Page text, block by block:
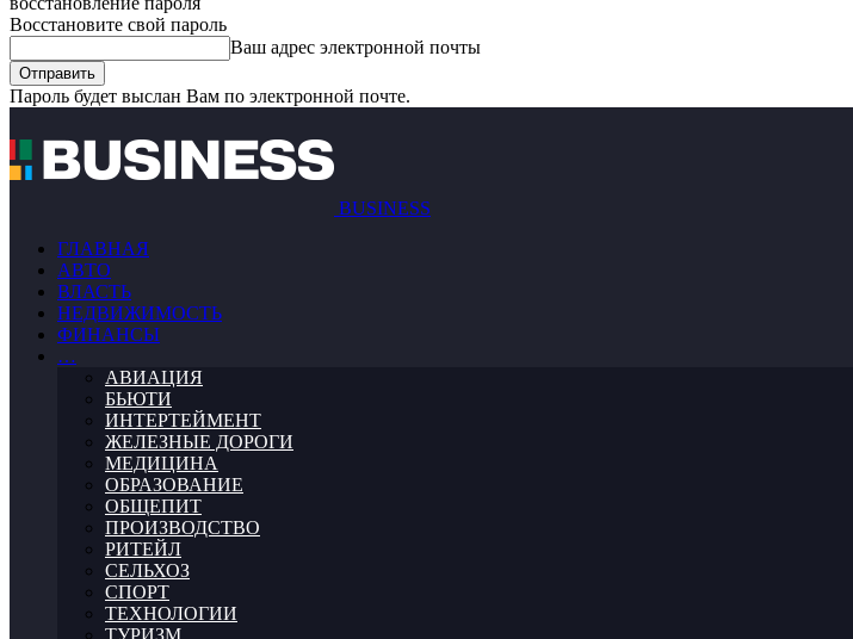
Восстановите свой пароль
Ваш адрес электронной почты
Пароль будет выслан Вам по электронной почте.
BUSINESS
ГЛАВНАЯ
АВТО
ВЛАСТЬ
НЕДВИЖИМОСТЬ
ФИНАНСЫ
…
АВИАЦИЯ
БЬЮТИ
ИНТЕРТЕЙМЕНТ
ЖЕЛЕЗНЫЕ ДОРОГИ
МЕДИЦИНА
ОБРАЗОВАНИЕ
ОБЩЕПИТ
ПРОИЗВОДСТВО
РИТЕЙЛ
СЕЛЬХОЗ
СПОРТ
ТЕХНОЛОГИИ
ТУРИЗМ